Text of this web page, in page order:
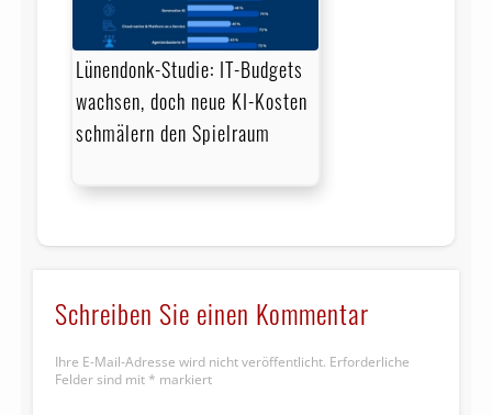
Lünendonk-Studie: IT-Budgets
wachsen, doch neue KI-Kosten
schmälern den Spielraum
Schreiben Sie einen Kommentar
Ihre E-Mail-Adresse wird nicht veröffentlicht. Erforderliche
Felder sind mit * markiert